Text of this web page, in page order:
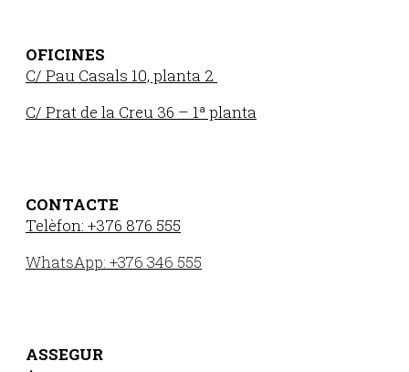
OFICINES
C/ Pau Casals 10, planta 2
C/ Prat de la Creu 36 – 1ª planta
CONTACTE
Telèfon: +376 876 555
WhatsApp: +376 346 555
ASSEGUR